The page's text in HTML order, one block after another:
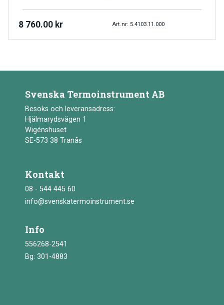
8 760.00 kr Art.nr: 5.4103.11.000
Svenska Termoinstrument AB
Besöks och leveransadress:
Hjälmarydsvägen 1
Wigénshuset
SE-573 38 Tranås
Kontakt
08 - 544 445 60
info@svenskatermoinstrument.se
Info
556268-2541
Bg: 301-4883